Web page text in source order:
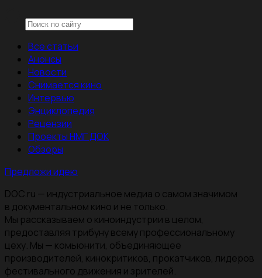
Все статьи
Анонсы
Новости
Снимается кино
Интервью
Энциклопедия
Рецензии
Проекты НМГ ДОК
Обзоры
Предложи идею
DOC.ru — индустриальное медиа о самом значимом
в документальном кино и не только.
Мы рассказываем о киноиндустрии в целом,
предоставляя трибуну всему профессиональному
цеху. Мы — комьюнити, объединяющее
производителей, кинокритиков, прокатчиков, лидеров
фестивального движения и зрителей.